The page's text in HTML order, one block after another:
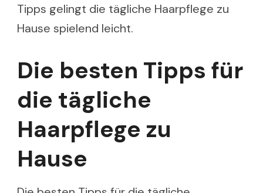
Tipps gelingt die tägliche Haarpflege zu
Hause spielend leicht.
Die besten Tipps für
die tägliche
Haarpflege zu
Hause